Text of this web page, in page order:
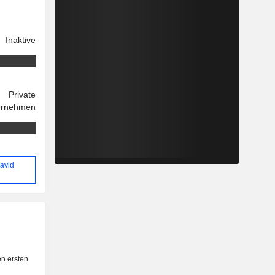
Inaktive
Private
ersten